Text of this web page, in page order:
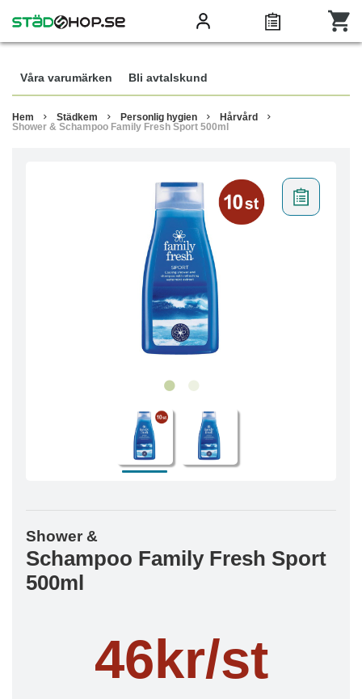
Våra varumärken Bli avtalskund
Hem Städkem Personlig hygien
Hårvård
Shower & Schampoo Family Fresh Sport 500ml
Shower &
Schampoo Family Fresh Sport
500ml
46kr/st